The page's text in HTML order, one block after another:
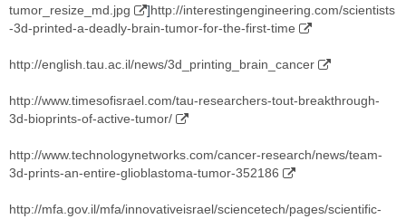
tumor_resize_md.jpg
]http://interestingengineering.com/scientists
-3d-printed-a-deadly-brain-tumor-for-the-first-time
http://english.tau.ac.il/news/3d_printing_brain_cancer
http://www.timesofisrael.com/tau-researchers-tout-breakthrough-
3d-bioprints-of-active-tumor/
http://www.technologynetworks.com/cancer-research/news/team-
3d-prints-an-entire-glioblastoma-tumor-352186
http://mfa.gov.il/mfa/innovativeisrael/sciencetech/pages/scientific-